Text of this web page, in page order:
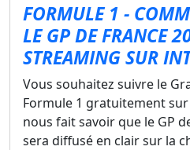
FORMULE 1 -
LE GP DE FRANCE
STREAMING SUR
Vous souhaitez suivre le
Formule 1 gratuitement sur
nous fait savoir que le GP
sera diffusé en clair sur la